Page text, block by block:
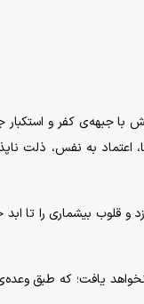
خویش با جبهه‌ی کفر و
اعتماد به نفس، ذلت
قلوب بیشماری را تا ابد
یافت؛ که طبق